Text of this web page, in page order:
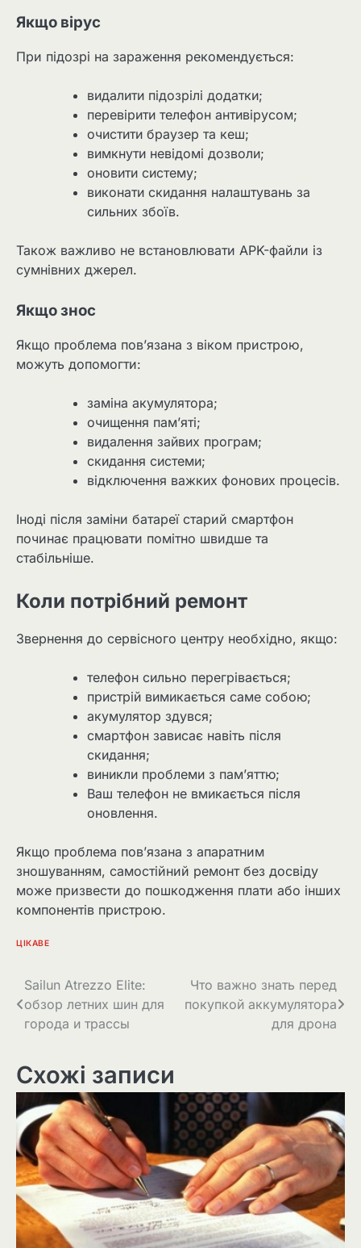
Якщо вірус
При підозрі на зараження рекомендується:
видалити підозрілі додатки;
перевірити телефон антивірусом;
очистити браузер та кеш;
вимкнути невідомі дозволи;
оновити систему;
виконати скидання налаштувань за
сильних збоїв.
Також важливо не встановлювати APK-файли із
сумнівних джерел.
Якщо знос
Якщо проблема пов’язана з віком пристрою,
можуть допомогти:
заміна акумулятора;
очищення пам’яті;
видалення зайвих програм;
скидання системи;
відключення важких фонових процесів.
Іноді після заміни батареї старий смартфон
починає працювати помітно швидше та
стабільніше.
Коли потрібний ремонт
Звернення до сервісного центру необхідно, якщо:
телефон сильно перегрівається;
пристрій вимикається саме собою;
акумулятор здувся;
смартфон зависає навіть після
скидання;
виникли проблеми з пам’яттю;
Ваш телефон не вмикається після
оновлення.
Якщо проблема пов’язана з апаратним
зношуванням, самостійний ремонт без досвіду
може призвести до пошкодження плати або інших
компонентів пристрою.
ЦІКАВЕ
Навігація
записів
Sailun Atrezzo Elite:
обзор летних шин для
города и трассы
Что важно знать перед
покупкой аккумулятора
для дрона
Схожі записи